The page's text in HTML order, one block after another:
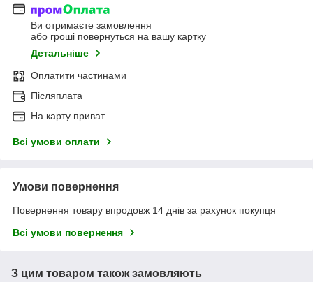
Ви отримаєте замовлення
або гроші повернуться на вашу картку
Детальніше
Оплатити частинами
Післяплата
На карту приват
Всі умови оплати
Умови повернення
Повернення товару впродовж 14 днів за рахунок покупця
Всі умови повернення
З цим товаром також замовляють